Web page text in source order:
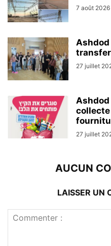
7 août 2026
27 juillet
Ashdod
27 juillet
AUCUN
LAISSER UN